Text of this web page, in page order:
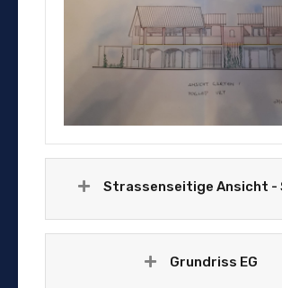
Strassenseitige Ansicht -
Grundriss EG